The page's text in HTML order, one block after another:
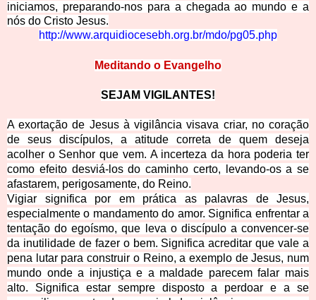
iniciamos, preparando-nos para a chegada ao mundo e a
nós do Cristo Jesus.
http://www.arquidiocesebh.org.br/mdo/pg05.php
Meditando o Evangelho
SEJAM VIGILA NTES!
A exortação de Jesus à vigilância visava criar, no coração
de seus discípulos, a atitude correta de quem deseja
acolher o Senhor que vem. A incerteza da hora poderia ter
como efeito desviá-los do caminho certo, levando-os a se
afastarem, perigosamente, do Reino.
Vigiar significa por em prática as palavras de Jesus,
especialmente o mandamento do amor. Significa enfrentar a
tentação do egoísmo, que leva o discípulo a convencer-se
da inutilidade de fazer o bem. Significa acreditar que vale a
pena l utar para construir o Reino, a exemplo de Jesus, num
mundo onde a injustiça e a maldade parecem falar mais
alto. Significa estar sempre disposto a perdoar e a se